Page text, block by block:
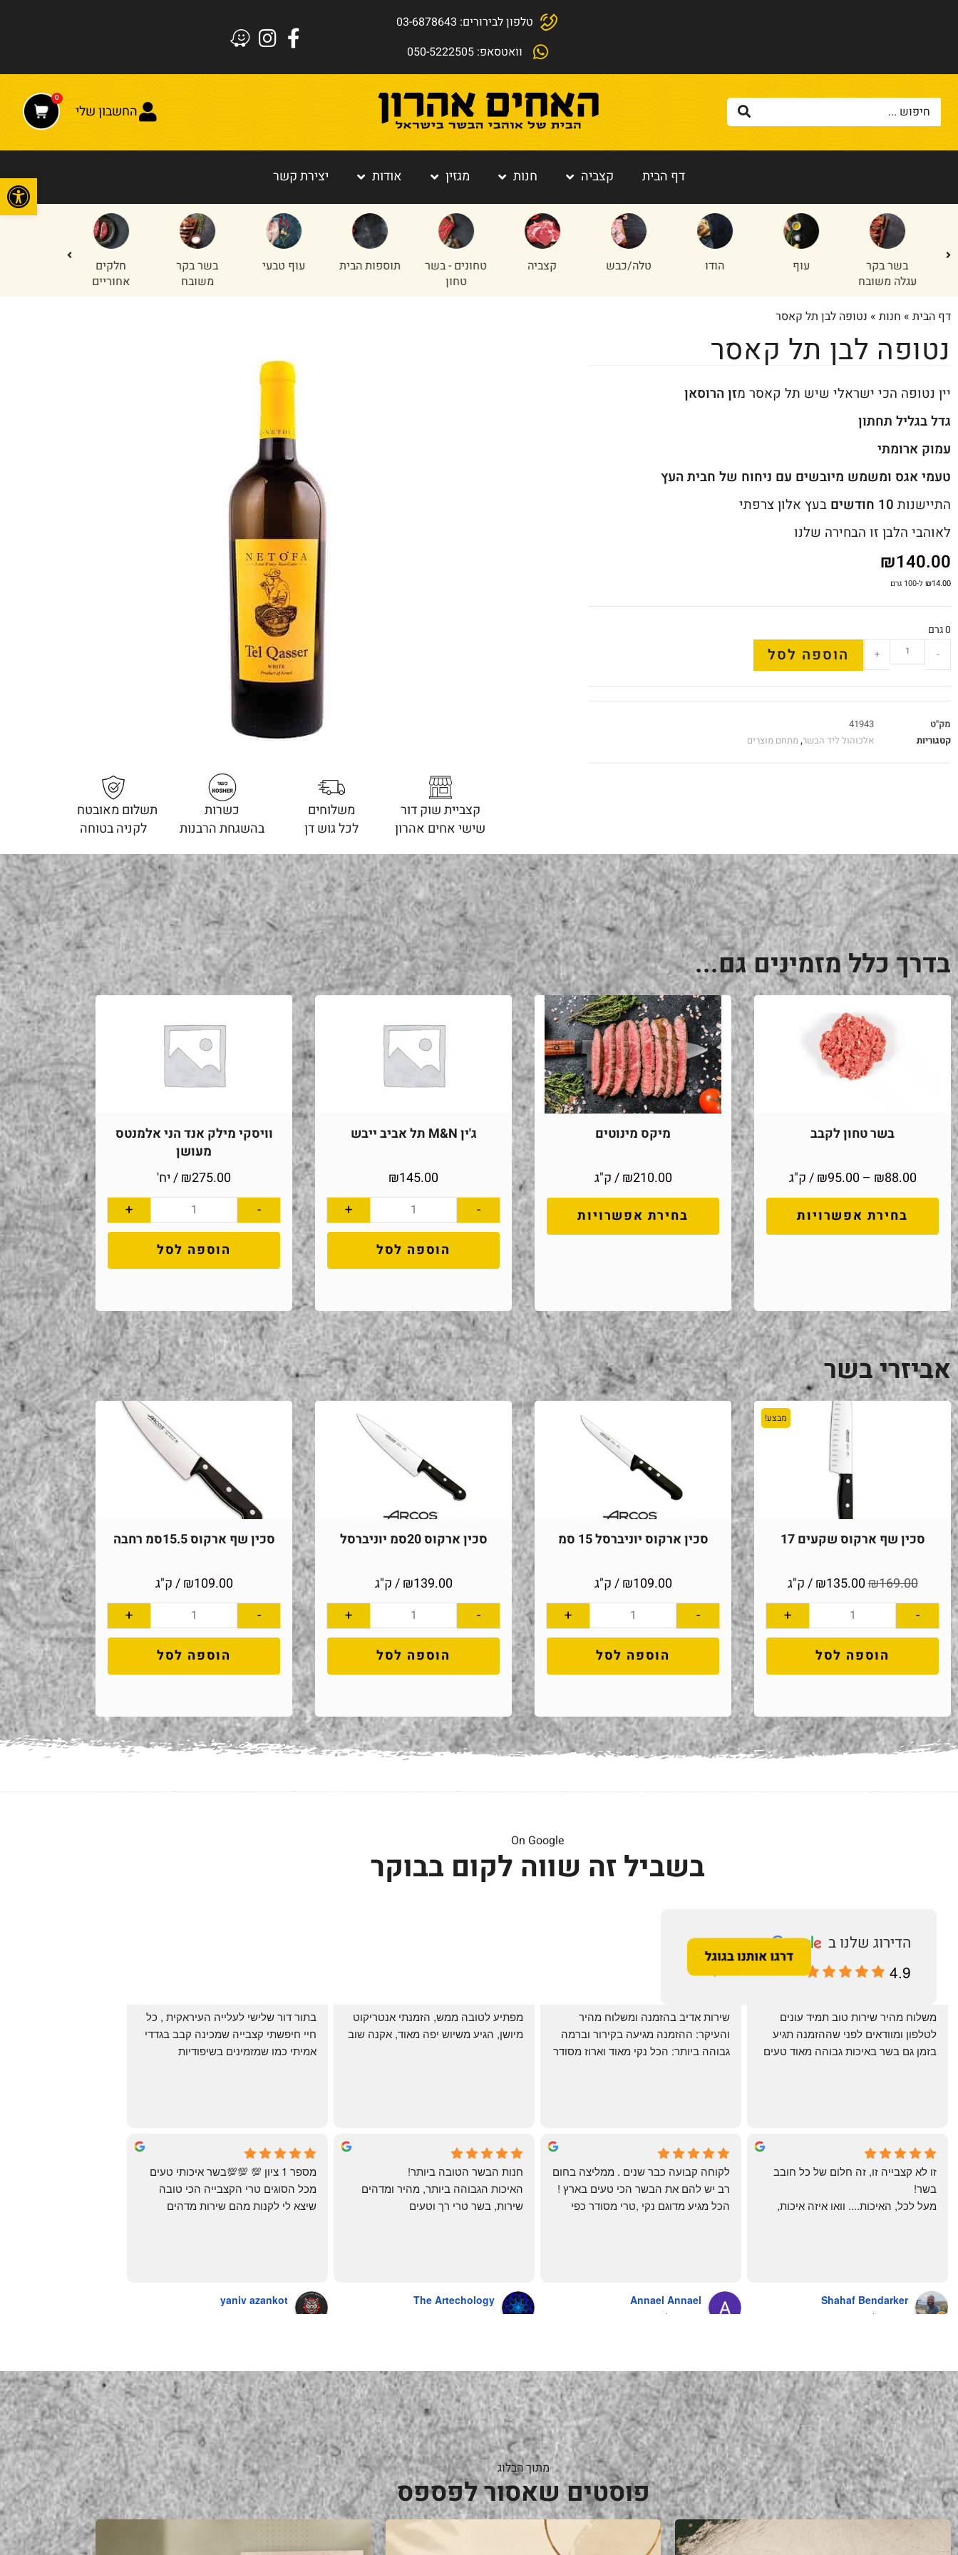
טלפון לבירורים: 03-6878643
וואטסאפ: 050-5222505
החשבון שלי
0
דף הבית קצביה חנות מגזין אודות יצירת קשר
בשר בקר
עגלה משובח
עוף הודו טלה/כבש קצביה
טחונים - בשר
טחון
תוספות הבית עוף טבעי
בשר בקר
משובח
חלקים
אחוריים
דף הבית » חנות » נטופה לבן תל קאסר
נטופה לבן תל קאסר
יין נטופה הכי ישראלי שיש תל קאסר מזן הרוסאן
גדל בגליל תחתון
עמוק ארומתי
טעמי אגס ומשמש מיובשים עם ניחוח של חבית העץ
התיישנות
בעץ אלון צרפתי
לאוהבי הלבן זו הבחירה שלנו
₪140.00
₪14.00 ל-100 גרם
0 גרם
-
+ הוספה לסל
מק"ט
41943
קטגוריות
אלכוהול ליד הבשר,מתחם מוצרים
קצביית שוק דור
שישי אחים אהרון
משלוחים
לכל גוש דן
כשרות
בהשגחת הרבנות
תשלום מאובטח
לקניה בטוחה
בדרך כלל מזמינים גם...
בשר טחון לקבב
₪88.00
–
₪95.00
/ ק"ג
בחירת אפשרויות
מיקס מינוטים
₪210.00
/ ק"ג
בחירת אפשרויות
ג'ין M&N תל אביב ייבש
₪145.00
-
+
הוספה לסל
וויסקי מילק אנד הני אלמנטס
מעושן
₪275.00 / יח'
-
+
הוספה לסל
אביזרי בשר
מבצע!
סכין שף ארקוס שקעים 17
₪169.00
₪135.00 / ק"ג
-
+
הוספה לסל
סכין ארקוס יוניברסל 15 סמ
₪109.00 / ק"ג
-
+
הוספה לסל
סכין ארקוס 20סמ יוניברסל
₪139.00 / ק"ג
-
+
הוספה לסל
סכין שף ארקוס 15.5סמ רחבה
₪109.00 / ק"ג
-
+
הוספה לסל
On Google
בשביל זה שווה לקום בבוקר
4.9
May Azulay
a month ago
michal gottfried
4 months ago
שי
4 months ago
מיושן, הגיע משיוש יפה מאוד, אקנה שוב
Yonatan Menashe
6 months ago
Shahaf Bendarker
בשר!
אהרון' איך מנהלים עסק ושירות לקוחות
Annael Annael
The Artechology
חנות הבשר הטובה ביותר!
האיכות הגבוהה ביותר, מהיר ומדהים
שירות, בשר טרי רך וטעים
yaniv azankot
מתוך הבלוג
פוסטים שאסור לפספס